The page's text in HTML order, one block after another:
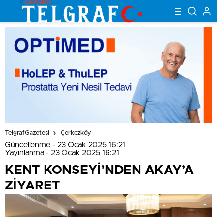
TelgrafGazetesi Çerkezköy
Güncellenme - 23 Ocak 2025 16:21
Yayınlanma - 23 Ocak 2025 16:21
KENT KONSEYİ’NDEN AKAY’A
ZİYARET